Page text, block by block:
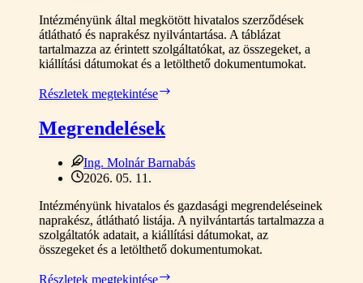
Intézményünk által megkötött hivatalos szerződések
átlátható és naprakész nyilvántartása. A táblázat
tartalmazza az érintett szolgáltatókat, az összegeket, a
kiállítási dátumokat és a letölthető dokumentumokat.
Részletek megtekintése
Megrendelések
Ing. Molnár Barnabás
2026. 05. 11.
Intézményünk hivatalos és gazdasági megrendeléseinek
naprakész, átlátható listája. A nyilvántartás tartalmazza a
szolgáltatók adatait, a kiállítási dátumokat, az
összegeket és a letölthető dokumentumokat.
Részletek megtekintése